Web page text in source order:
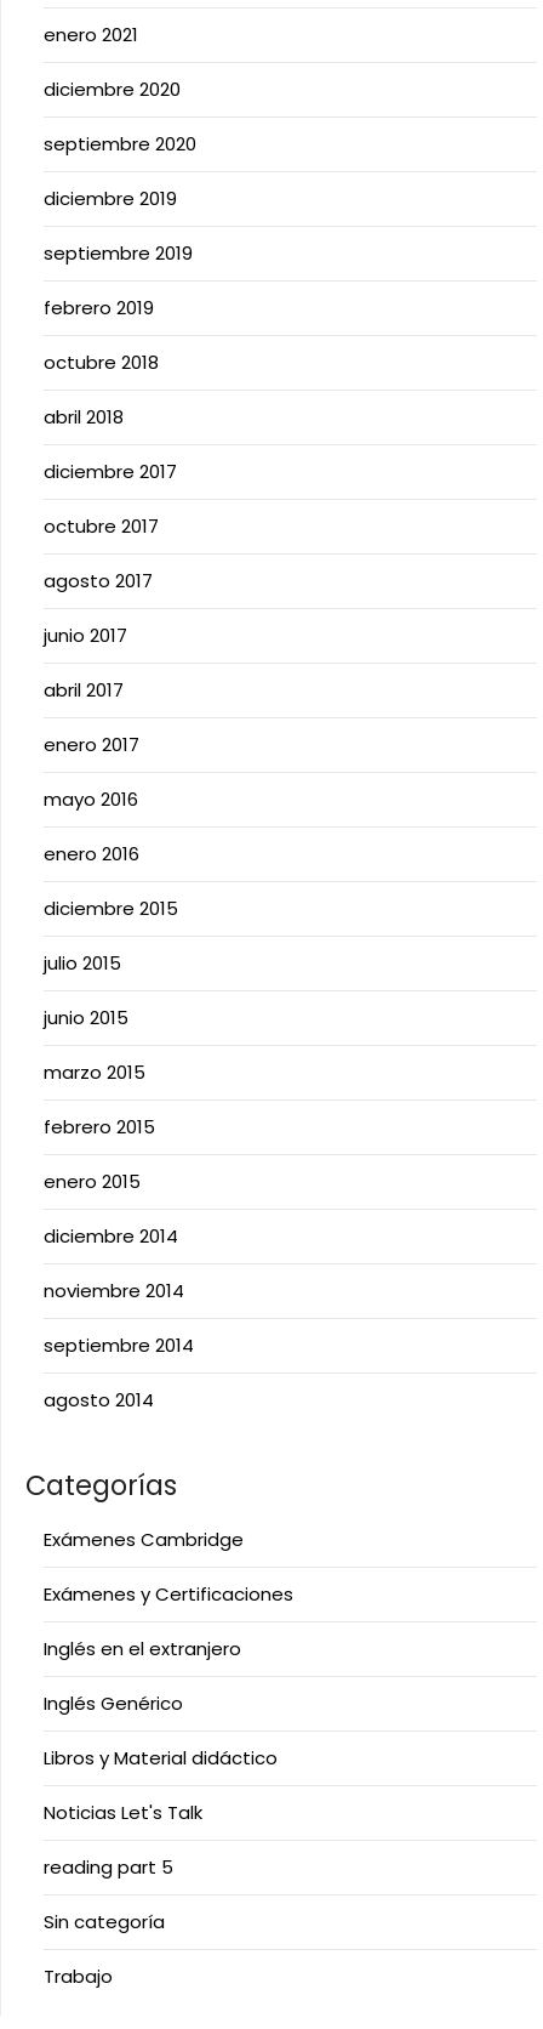
enero 2021
diciembre 2020
septiembre 2020
diciembre 2019
septiembre 2019
febrero 2019
octubre 2018
abril 2018
diciembre 2017
octubre 2017
agosto 2017
junio 2017
abril 2017
enero 2017
mayo 2016
enero 2016
diciembre 2015
julio 2015
junio 2015
marzo 2015
febrero 2015
enero 2015
diciembre 2014
noviembre 2014
septiembre 2014
agosto 2014
Categorías
Exámenes Cambridge
Exámenes y Certificaciones
Inglés en el extranjero
Inglés Genérico
Libros y Material didáctico
Noticias Let's Talk
reading part 5
Sin categoría
Trabajo